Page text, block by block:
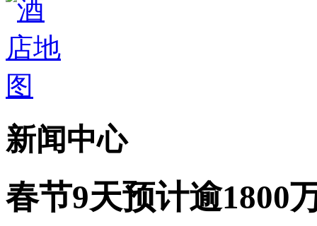
新闻中心
春节9天预计逾1800